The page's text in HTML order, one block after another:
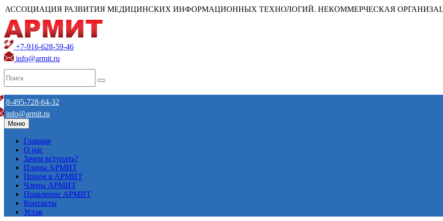
АССОЦИАЦИЯ РАЗВИТИЯ МЕДИЦИНСКИХ ИНФОРМАЦИОННЫХ ТЕХНОЛОГИЙ. НЕКОММЕРЧЕСКАЯ
+7-916-628-59-46
info@armit.ru
8-495-728-64-32
info@armit.ru
Меню
Главная
О нас
Зачем вступать?
Планы АРМИТ
Прием в АРМИТ
Члены АРМИТ
Правление АРМИТ
Контакты
Устав